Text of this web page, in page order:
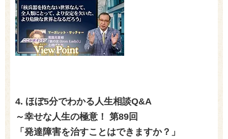
4. ほぼ5分でわかる人生相談Q&A
～幸せな人生の極意！ 第89回
「発達障害を治すことはできますか？」